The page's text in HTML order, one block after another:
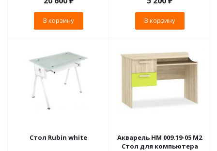
В корзину В корзину
Стол Rubin white
Акварель НМ 009.19-05 М2
Стол для компьютера